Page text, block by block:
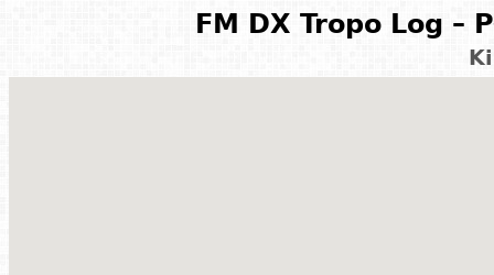
FM DX Tropo Log –